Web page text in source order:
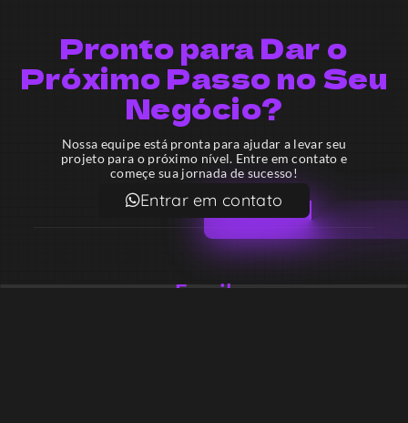
Pronto para Dar o
Próximo Passo no Seu
Negócio?
Nossa equipe está pronta para ajudar a levar seu
projeto para o próximo nível. Entre em contato e
começe sua jornada de sucesso!
Entrar em contato
Email